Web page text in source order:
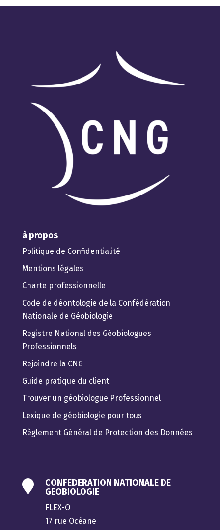
à propos
Politique de Confidentialité
Mentions légales
Charte professionnelle
Code de déontologie de la Confédération
Nationale de Géobiologie
Registre National des Géobiologues
Professionnels
Rejoindre la CNG
Guide pratique du client
Trouver un géobiologue Professionnel
Lexique de géobiologie pour tous
Règlement Général de Protection des Données

CONFEDERATION NATIONALE DE
GEOBIOLOGIE
FLEX-O
17 rue Océane